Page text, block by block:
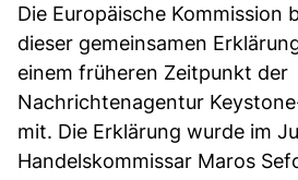
Die Europäische Kommission
dieser gemeinsamen
einem früheren Zeitpunkt der
Nachrichtenagentur
mit. Die Erklärung wurde im
Handelskommissar Maros